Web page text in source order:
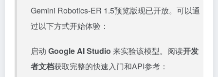
Gemini Robotics-ER 1.5预览版现已开放。可以通
过以下方式开始体验：
启动 Google AI Studio 来实验该模型。阅读开发
者文档获取完整的快速入门和API参考：